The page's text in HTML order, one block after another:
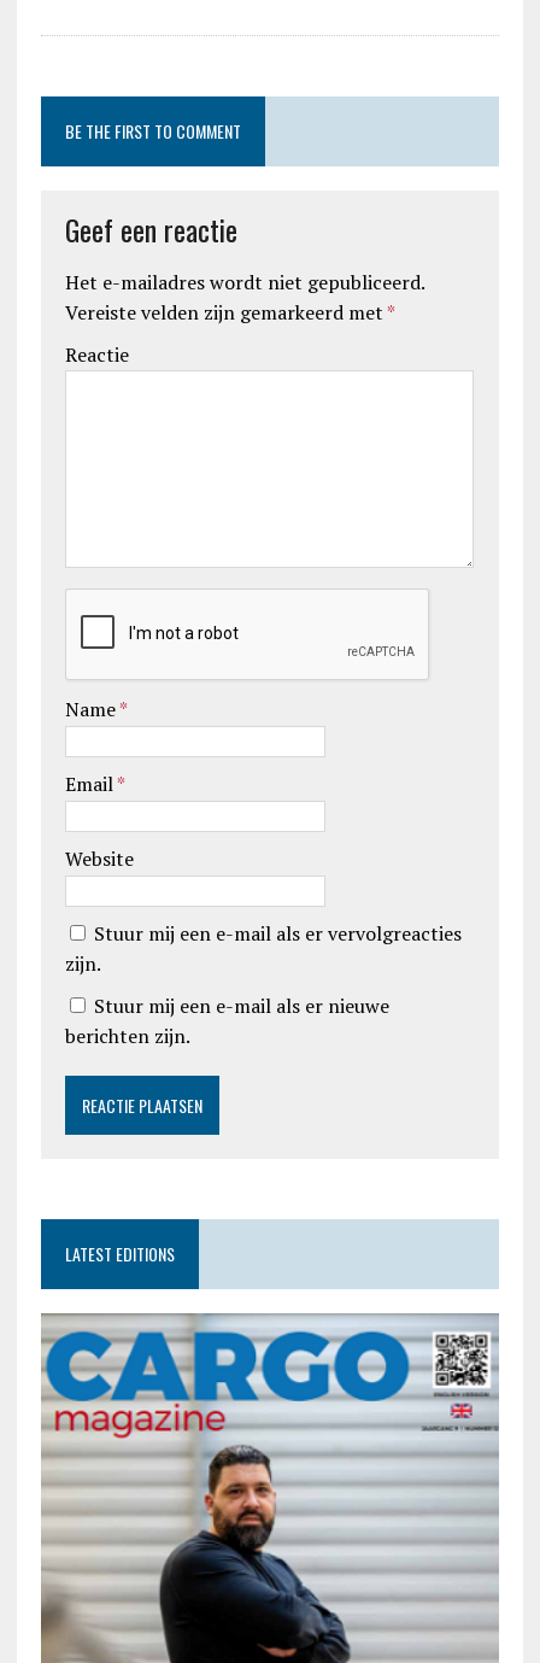
BE THE FIRST TO COMMENT
Geef een reactie
Het e-mailadres wordt niet gepubliceerd.
Vereiste velden zijn gemarkeerd met *
Reactie
Name*
Email*
Website
Stuur mij een e-mail als er vervolgreacties
zijn.
Stuur mij een e-mail als er nieuwe
berichten zijn.
LATEST EDITIONS